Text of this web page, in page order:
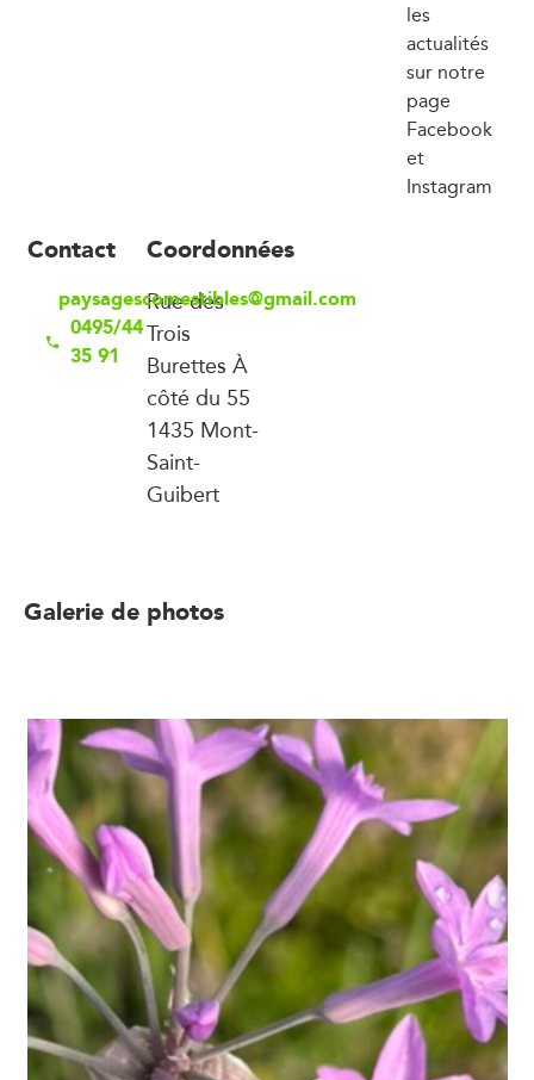
les
actualités
sur notre
page
Facebook
et
Instagram
Contact
paysagescomestibles@gmail.com
0495/44
35 91
Coordonnées
Rue des
Trois
Burettes À
côté du 55
1435 Mont-
Saint-
Guibert
Galerie de photos